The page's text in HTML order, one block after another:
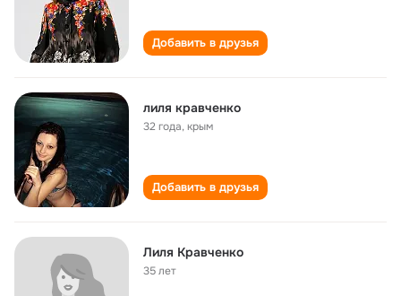
Добавить в друзья
лиля кравченко
32 года,крым
Добавить в друзья
Лиля Кравченко
35 лет